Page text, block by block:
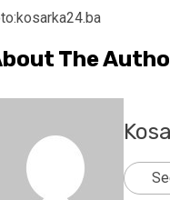
The